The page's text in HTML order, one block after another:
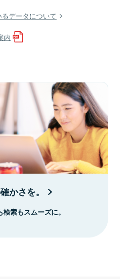
データについて
内
かさを。
索もスムーズに。